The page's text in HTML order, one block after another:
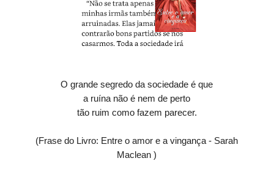
O grande segredo da sociedade é que
a ruína não é nem de perto
tão ruim como fazem parecer.
(Frase do Livro: Entre o amor e a vingança - Sarah
Maclean )